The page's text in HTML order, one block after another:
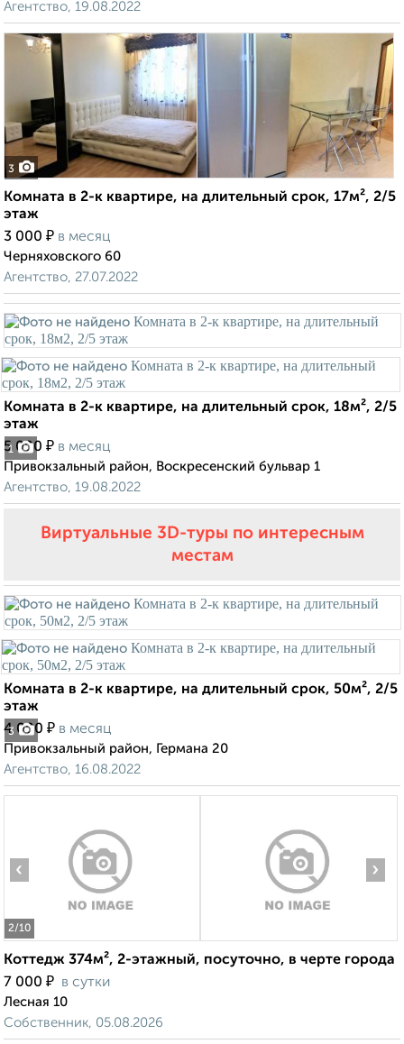
Агентство, 19.08.2022
3
Комната в 2-к квартире, на длительный срок, 17м², 2/5
этаж
3 000 ₽ в месяц
Черняховского 60
Агентство, 27.07.2022
1
Комната в 2-к квартире, на длительный срок, 18м², 2/5
этаж
5 000 ₽ в месяц
Привокзальный район, Воскресенский бульвар 1
Агентство, 19.08.2022
Виртуальные 3D-туры по интересным
местам
3
Комната в 2-к квартире, на длительный срок, 50м², 2/5
этаж
4 000 ₽ в месяц
Привокзальный район, Германа 20
Агентство, 16.08.2022
2/10
‹ ›
Коттедж 374м², 2-этажный, посуточно, в черте города
7 000 ₽ в сутки
Лесная 10
Собственник, 05.08.2026